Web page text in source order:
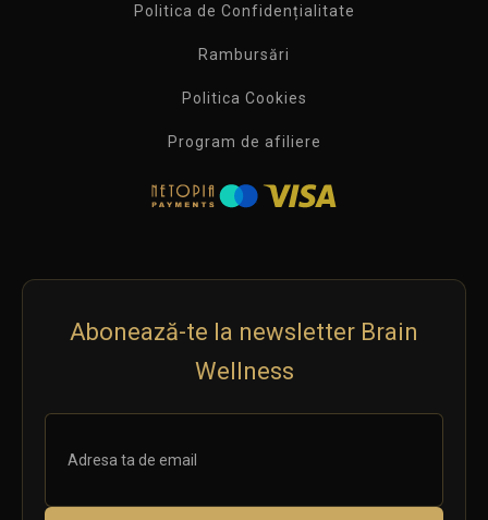
Politica de Confidențialitate
Rambursări
Politica Cookies
Program de afiliere
Abonează-te la newsletter Brain
Wellness